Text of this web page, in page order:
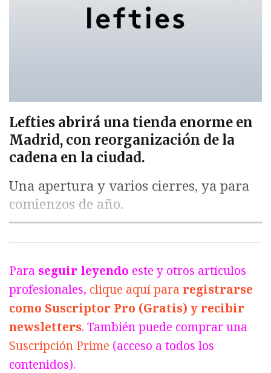
Lefties abrirá una tienda enorme en
Madrid, con reorganización de la
cadena en la ciudad.
Una apertura y varios cierres, ya para
comienzos de año.
Para seguir leyendo este y otros artículos
profesionales, clique aquí para registrarse
como Suscriptor Pro (Gratis) y recibir
newsletters. También puede comprar una
Suscripción Prime (acceso a todos los
contenidos).